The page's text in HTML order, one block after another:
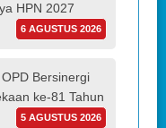
HPN 2027
6 AGUSTUS 2026
Bersinergi
ke-81 Tahun
5 AGUSTUS 2026